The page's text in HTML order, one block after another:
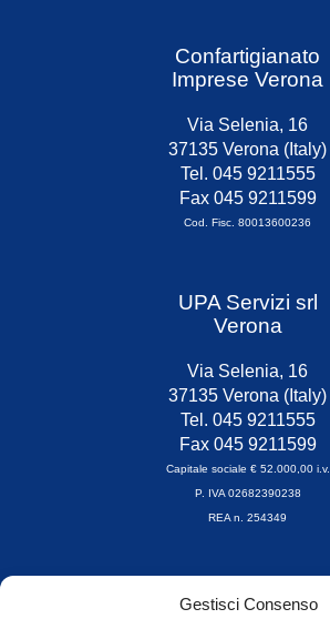
Gestisci Consenso
Confartigianato
Imprese Verona
Via Selenia, 16
37135 Verona (Italy)
Tel. 045 9211555
Fax 045 9211599
Cod. Fisc. 80013600236
UPA Servizi srl
Verona
Via Selenia, 16
37135 Verona (Italy)
Tel. 045 9211555
Fax 045 9211599
Capitale sociale € 52.000,00 i.v.
P. IVA 02682390238
REA n. 254349
Orari di apertura